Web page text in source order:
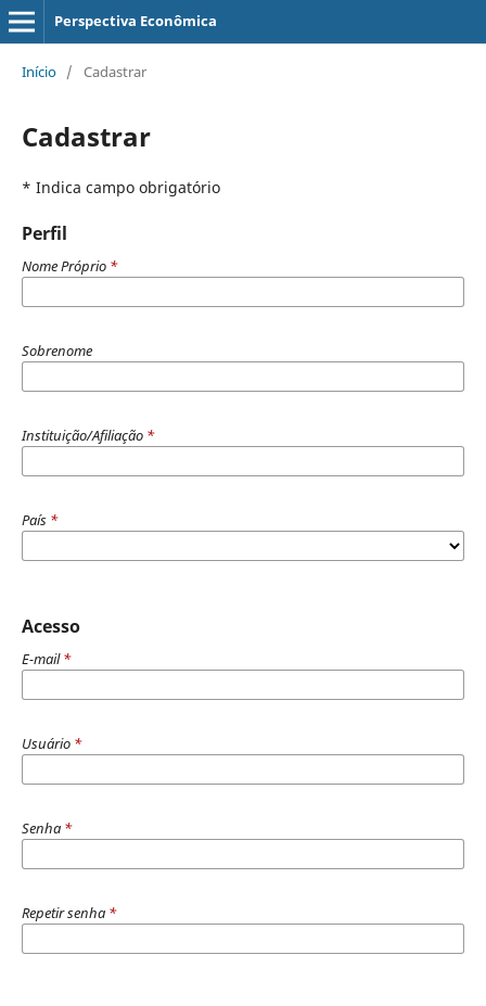
Perspectiva Econômica
Início / Cadastrar
Cadastrar
* Indica campo obrigatório
Perfil
Nome Próprio *
Sobrenome
Instituição/Afiliação *
País *
Acesso
E-mail*
Usuário *
Senha *
Repetir senha *